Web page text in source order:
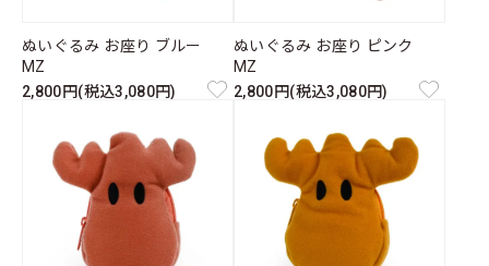
ぬいぐるみ お座り ブルー
MZ
2,800円(税込3,080円)
ぬいぐるみ お座り ピンク
MZ
2,800円(税込3,080円)